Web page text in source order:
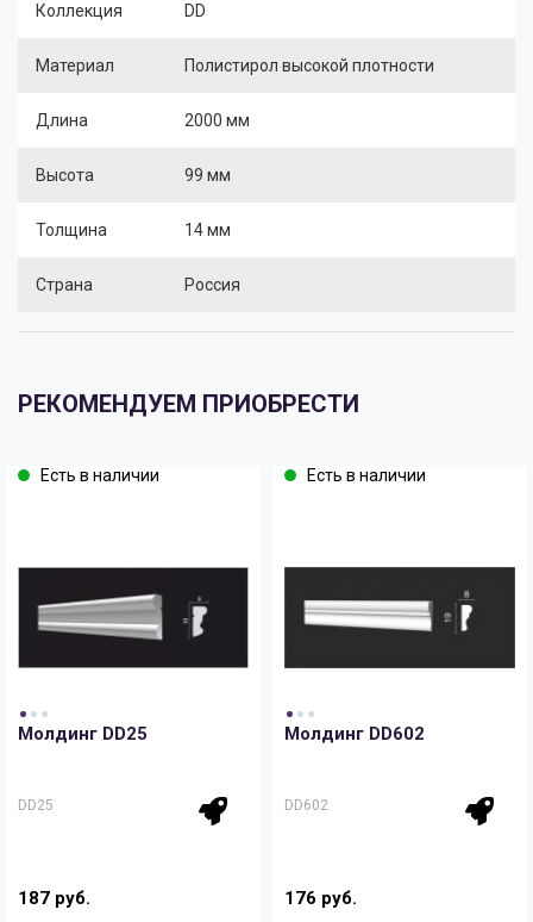
Коллекция DD
Материал Полистирол высокой плотности
Длина 2000 мм
Высота 99 мм
Толщина 14 мм
Страна Россия
РЕКОМЕНДУЕМ ПРИОБРЕСТИ
Есть в наличии
Молдинг DD25
DD25
187 руб.
Есть в наличии
Молдинг DD602
DD602
176 руб.